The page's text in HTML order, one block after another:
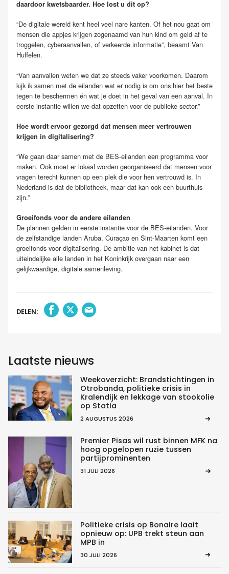
daardoor kwetsbaarder. Hoe lost u dit op?
“De digitale wereld kent heel veel nare kanten. Of het nou gaat om
mensen die appjes krijgen zogenaamd van hun kind om geld af te
troggelen, cyberaanvallen, of verkeerde informatie”, beaamt Van
Huffelen.
“Van aanvallen weten we dat ze steeds vaker voorkomen. Daarom
kijk ik samen met de eilanden wat er nodig is om ons hier het beste
tegen te beschermen én wat je doet in het geval van een aanval. In
eerste instantie willen we dat opzetten voor de publieke sector.”
Hoe wordt ervoor gezorgd dat mensen meer vertrouwen
krijgen in digitalisering?
“We gaan daar samen met de BES-eilanden een programma voor
maken. Ook moet er lokaal worden georganiseerd dat mensen voor
vragen terecht kunnen op een plek die voor hen vertrouwd is. In
Nederland is dat de bibliotheek, maar dat kan ook een buurthuis
zijn.”
Groeifonds voor de andere eilanden
De plannen gelden in eerste instantie voor de BES-eilanden. Voor
de zelfstandige landen Aruba, Curaçao en Sint-Maarten komt een
groeifonds voor digitalisering. De ambitie van het kabinet is dat
uiteindelijke alle landen in het Koninkrijk overgaan naar een
gelijkwaardige, digitale samenleving.
DELEN:
Laatste nieuws
Weekoverzicht: Brandstichtingen in
Otrobanda, politieke crisis in
Kralendijk en lekkage van stookolie
op Statia
2 AUGUSTUS 2026
Premier Pisas wil rust binnen MFK na
hoog opgelopen ruzie tussen
partijprominenten
31 JULI 2026
Politieke crisis op Bonaire laait
opnieuw op: UPB trekt steun aan
MPB in
30 JULI 2026